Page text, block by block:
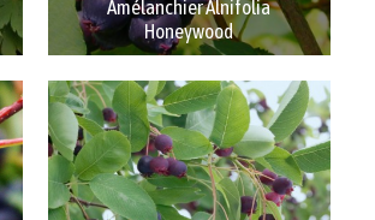
Amélanchier Alnifolia
Honeywood